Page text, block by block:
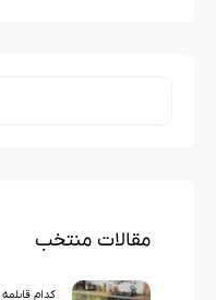
مقالات منتخب
کدام